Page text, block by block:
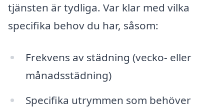
tjänsten är tydliga. Var klar med vilka
specifika behov du har, såsom:
Frekvens av städning (vecko- eller
månadsstädning)
Specifika utrymmen som behöver